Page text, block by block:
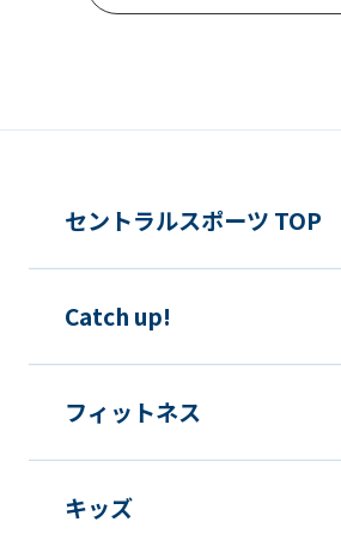
セントラルスポーツ TOP
Catch up!
フィットネス
キッズ